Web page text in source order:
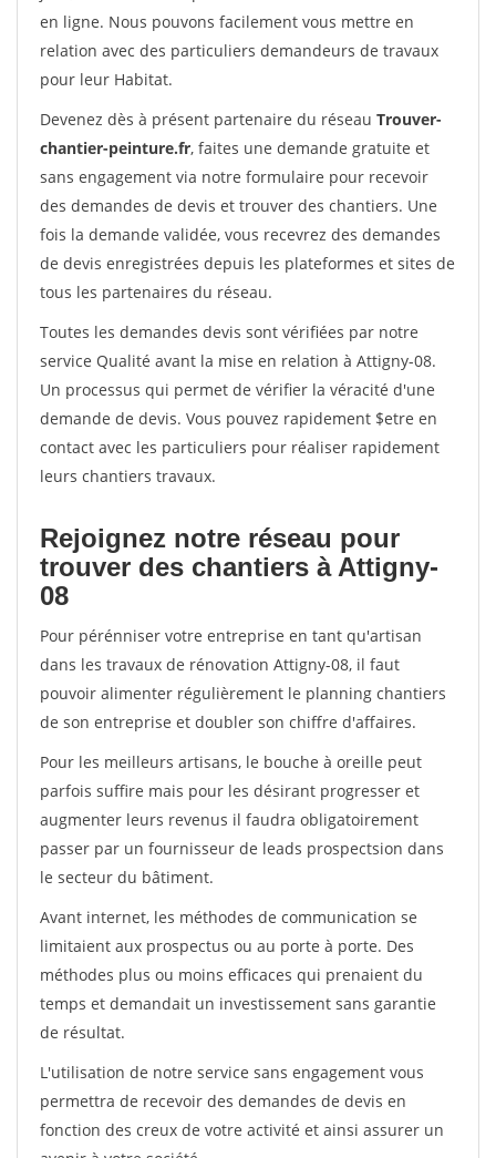
en ligne. Nous pouvons facilement vous mettre en
relation avec des particuliers demandeurs de travaux
pour leur Habitat.
Devenez dès à présent partenaire du réseau Trouver-
chantier-peinture.fr, faites une demande gratuite et
sans engagement via notre formulaire pour recevoir
des demandes de devis et trouver des chantiers. Une
fois la demande validée, vous recevrez des demandes
de devis enregistrées depuis les plateformes et sites de
tous les partenaires du réseau.
Toutes les demandes devis sont vérifiées par notre
service Qualité avant la mise en relation à Attigny-08.
Un processus qui permet de vérifier la véracité d'une
demande de devis. Vous pouvez rapidement $etre en
contact avec les particuliers pour réaliser rapidement
leurs chantiers travaux.
Rejoignez notre réseau pour
trouver des chantiers à Attigny-
08
Pour pérénniser votre entreprise en tant qu'artisan
dans les travaux de rénovation Attigny-08, il faut
pouvoir alimenter régulièrement le planning chantiers
de son entreprise et doubler son chiffre d'affaires.
Pour les meilleurs artisans, le bouche à oreille peut
parfois suffire mais pour les désirant progresser et
augmenter leurs revenus il faudra obligatoirement
passer par un fournisseur de leads prospectsion dans
le secteur du bâtiment.
Avant internet, les méthodes de communication se
limitaient aux prospectus ou au porte à porte. Des
méthodes plus ou moins efficaces qui prenaient du
temps et demandait un investissement sans garantie
de résultat.
L'utilisation de notre service sans engagement vous
permettra de recevoir des demandes de devis en
fonction des creux de votre activité et ainsi assurer un